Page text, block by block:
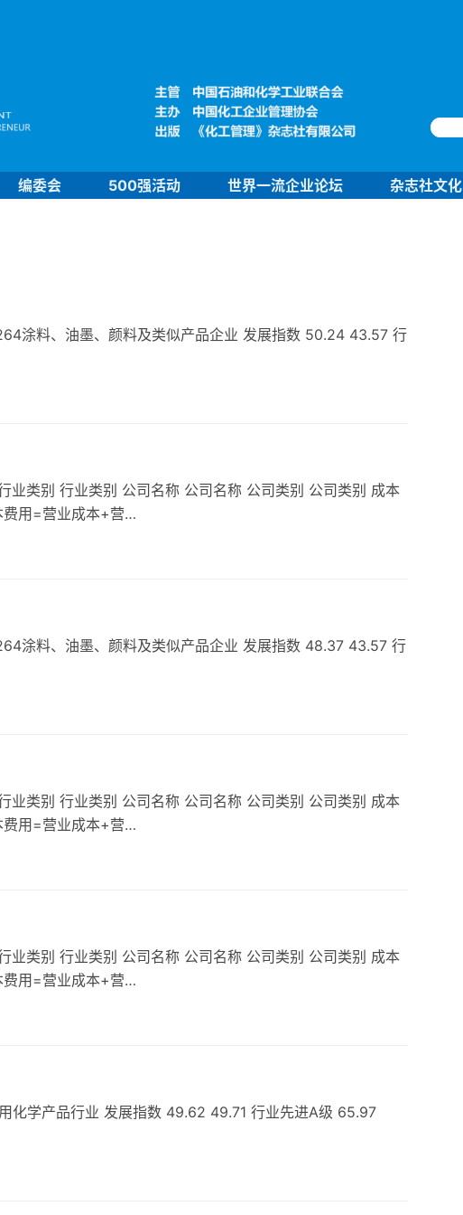
编委会 500强活动 世界一流企业论坛 杂志社文化
涂料、油墨、颜料及类似产品企业 发展指数 50.24 43.57 行
业类别 行业类别 公司名称 公司名称 公司类别 公司类别 成本
费用=营业成本+营…
涂料、油墨、颜料及类似产品企业 发展指数 48.37 43.57 行
业类别 行业类别 公司名称 公司名称 公司类别 公司类别 成本
费用=营业成本+营…
业类别 行业类别 公司名称 公司名称 公司类别 公司类别 成本
费用=营业成本+营…
化学产品行业 发展指数 49.62 49.71 行业先进A级 65.97